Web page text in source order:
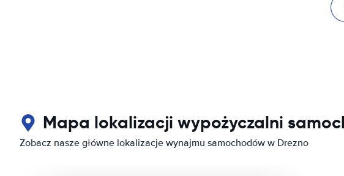
Mapa lokalizacji wypożyczalni
Zobacz nasze główne lokalizacje wynajmu samochodów w Drezno